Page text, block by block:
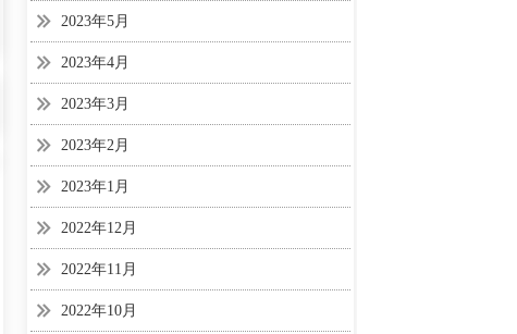
2023年5月
2023年4月
2023年3月
2023年2月
2023年1月
2022年12月
2022年11月
2022年10月